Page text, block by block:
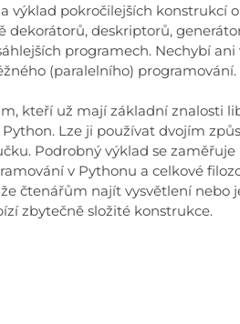
výklad pokročilejších konstrukcí
dekorátorů, deskriptorů,
programech. Nechybí ani
(paralelního) programování.
kteří už mají základní znalosti
Lze ji používat dvojím
Podrobný výklad se
v Pythonu a celkové
čtenářům najít vysvětlení nebo
zbytečně složité konstrukce.